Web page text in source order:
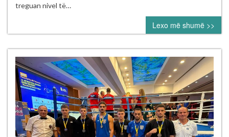
sukses
në
Pejë
treguan nivel të…
Lexo më shumë >>